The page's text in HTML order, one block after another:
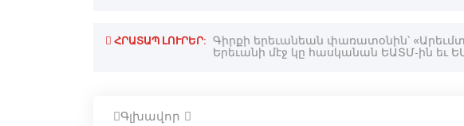
ՀՐԱՏԱՊ ԼՈՒՐԵՐ:
անհնարինութիւնը․Փաշինեան Գիրքի երեւանեան փառատօնին՝
Գլխավոր